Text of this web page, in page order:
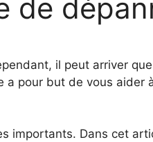
de
il peut arriver
a pour but de vous aider
importants. Dans cet